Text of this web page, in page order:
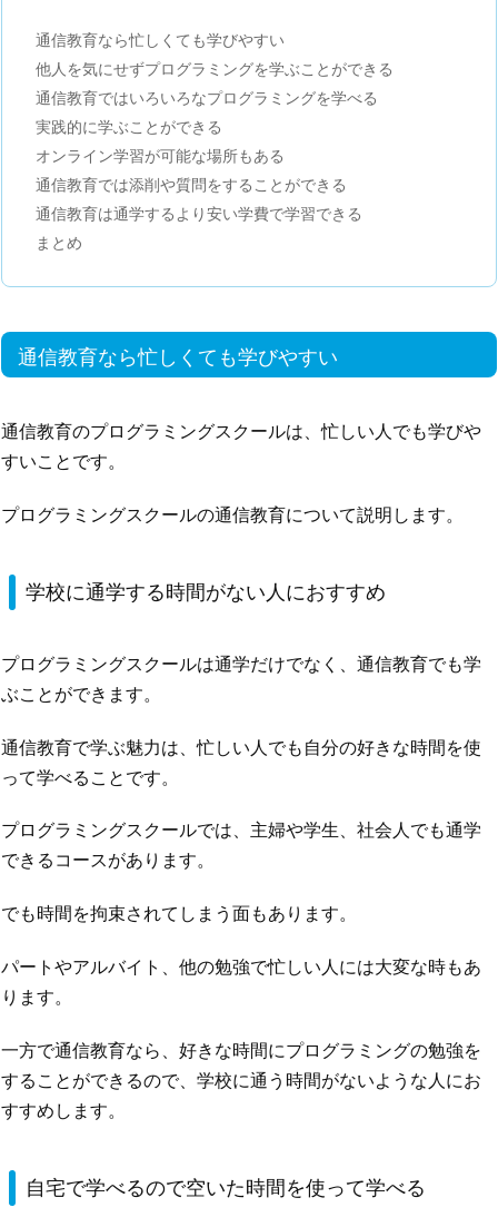
通信教育なら忙しくても学びやすい
他人を気にせずプログラミングを学ぶことができる
通信教育ではいろいろなプログラミングを学べる
実践的に学ぶことができる
オンライン学習が可能な場所もある
通信教育では添削や質問をすることができる
通信教育は通学するより安い学費で学習できる
まとめ
通信教育なら忙しくても学びやすい
通信教育のプログラミングスクールは、忙しい人でも学びや
すいことです。
プログラミングスクールの通信教育について説明します。
学校に通学する時間がない人におすすめ
プログラミングスクールは通学だけでなく、通信教育でも学
ぶことができます。
通信教育で学ぶ魅力は、忙しい人でも自分の好きな時間を使
って学べることです。
プログラミングスクールでは、主婦や学生、社会人でも通学
できるコースがあります。
でも時間を拘束されてしまう面もあります。
パートやアルバイト、他の勉強で忙しい人には大変な時もあ
ります。
一方で通信教育なら、好きな時間にプログラミングの勉強を
することができるので、学校に通う時間がないような人にお
すすめします。
自宅で学べるので空いた時間を使って学べる